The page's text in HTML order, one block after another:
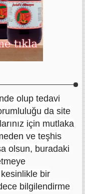
olup tedavi
da site
için mutlaka
ve teşhis
olsun, buradaki
kesinlikle bir
bilgilendirme